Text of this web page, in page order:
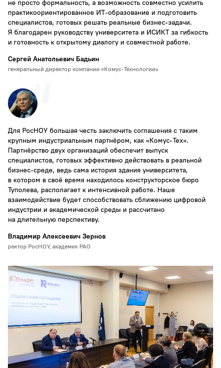
не просто формальность, а возможность совместно усилить
практикоориентированное ИТ-образование и подготовить
специалистов, готовых решать реальные бизнес-задачи.
Я благодарен руководству университета и ИСИКТ за гибкость
и готовность к открытому диалогу и совместной работе.
Сергей Анатольевич Бадьин
генеральный директор компании «Комус-Технологии»
Для РосНОУ большая честь заключить соглашения с таким
крупным индустриальным партнёром, как «Комус-Тех».
Партнёрство двух организаций обеспечит выпуск
специалистов, готовых эффективно действовать в реальной
бизнес-среде, ведь сама история здания университета,
в котором в своё время находилось конструкторское бюро
Туполева, располагает к интенсивной работе. Наше
взаимодействие будет способствовать сближению цифровой
индустрии и академической среды и рассчитано
на длительную перспективу.
Владимир Алексеевич Зернов
ректор РосНОУ, академик РАО